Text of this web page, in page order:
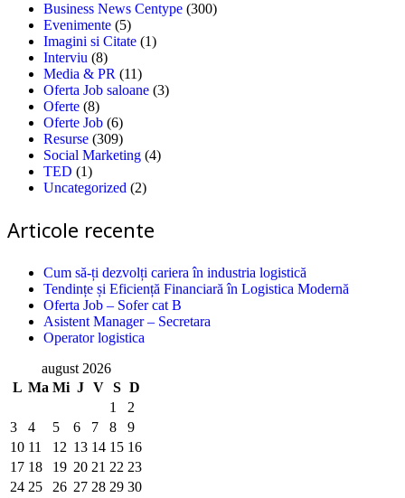
Business News Centype (300)
Evenimente (5)
Imagini si Citate (1)
Interviu (8)
Media & PR (11)
Oferta Job saloane (3)
Oferte (8)
Oferte Job (6)
Resurse (309)
Social Marketing (4)
TED (1)
Uncategorized (2)
Articole recente
Cum să-ți dezvolți cariera în industria logistică
Tendințe și Eficiență Financiară în Logistica Modernă
Oferta Job – Sofer cat B
Asistent Manager – Secretara
Operator logistica
august 2026
L Ma Mi J V S D
1
2
3
4 5 6 7 8
9
10 11 12 13 14 15 16
17 18 19 20 21 22 23
24 25 26 27 28 29 30